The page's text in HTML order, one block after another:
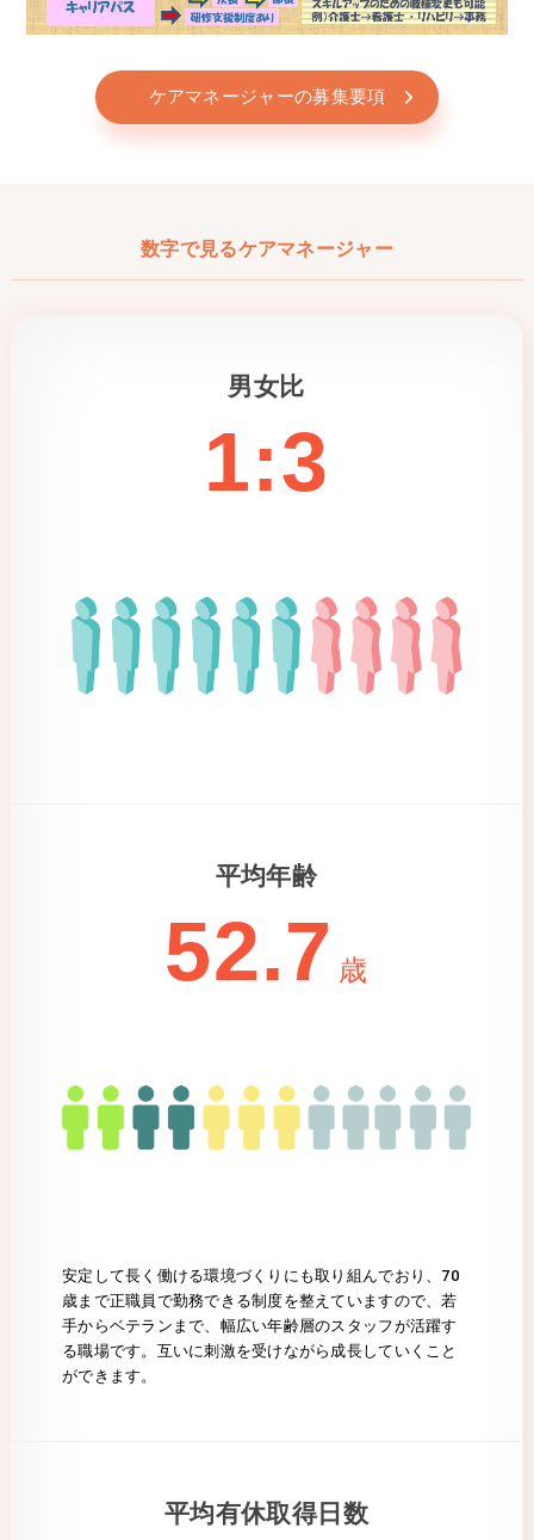
ケアマネージャーの募集要項
数字で見るケアマネージャー
男女比
1:3
平均年齢
52.7 歳
安定して長く働ける環境づくりにも取り組んでおり、70
歳まで正職員で勤務できる制度を整えていますので、若
手からベテランまで、幅広い年齢層のスタッフが活躍す
る職場です。互いに刺激を受けながら成長していくこと
ができます。
平均有休取得日数